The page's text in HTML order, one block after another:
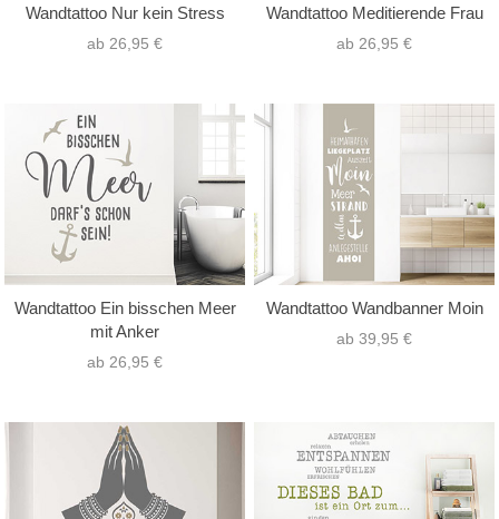
Wandtattoo Nur kein Stress
ab 26,95 €
Wandtattoo Meditierende Frau
ab 26,95 €
Wandtattoo Ein bisschen Meer
mit Anker
ab 26,95 €
Wandtattoo Wandbanner Moin
ab 39,95 €